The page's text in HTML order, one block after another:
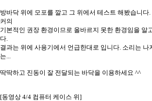
방바닥 위에 모포를 깔고 그 위에서 테스트 해봤습니다
커의
기본적인 권장 환경이므로 올바르지 못한 환경임을 알
다.
결과는 위에 사용기에서 언급한대로 입니다. 소리는 나
는...
딱딱하고 진동이 잘 전달되는 바닥을 이용하세요 ^^
[동영상 4/4 컴퓨터 케이스 위]